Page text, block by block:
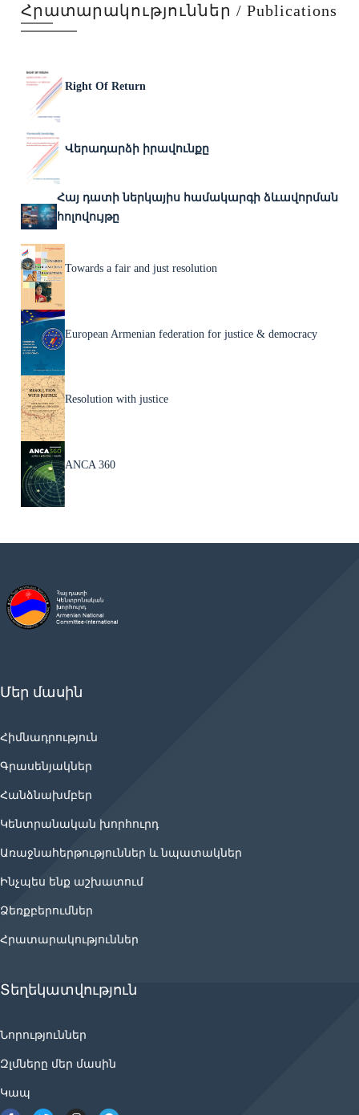
Հրատարակություններ / Publications
Right Of Return
Վերադարձի իրավունքը
Հայ դատի ներկայիս համակարգի ձևավորման
հոլովույթը
Towards a fair and just resolution
European Armenian federation for justice & democracy
Resolution with justice
ANCA 360
Մեր մասին
Հիմնադրություն
Գրասենյակներ
Հանձնախմբեր
Կենտրանական խորհուրդ
Առաջնահերթություններ և նպատակներ
Ինչպես ենք աշխատում
Ձեռքբերումներ
Հրատարակություններ
Տեղեկատվություն
Նորություններ
Զլմները մեր մասին
Կապ